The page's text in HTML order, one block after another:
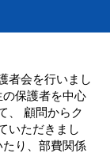
者会を行いまし
保護者を中心
、 顧問からク
いただきまし
り、部費関係